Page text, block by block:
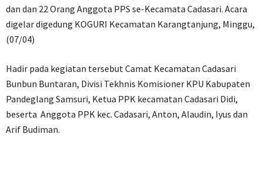
dan dan 22 Orang Anggota PPS se-Kecamata Cadasari. Acara
digelar digedung KOGURI Kecamatan Karangtanjung, Minggu,
(07/04)
Hadir pada kegiatan tersebut Camat Kecamatan Cadasari
Bunbun Buntaran, Divisi Tekhnis Komisioner KPU Kabupaten
Pandeglang Samsuri, Ketua PPK kecamatan Cadasari Didi,
beserta Anggota PPK kec. Cadasari, Anton, Alaudin, Iyus dan
Arif Budiman.